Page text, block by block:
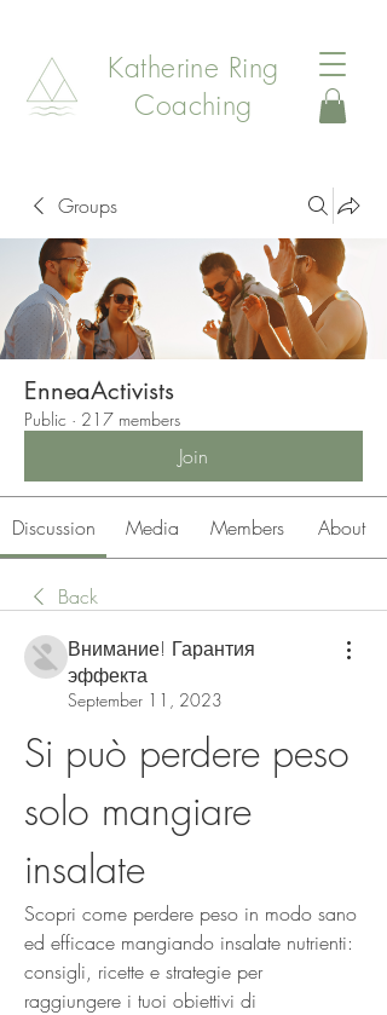
Katherine Ring
Coaching
Groups
EnneaActivists
Public · 217 members
Join
Discussion Media Members About
Back
Внимание! Гарантия
эффекта
September 11, 2023
Si può perdere peso
solo mangiare
insalate
Scopri come perdere peso in modo sano
ed efficace mangiando insalate nutrienti:
consigli, ricette e strategie per
raggiungere i tuoi obiettivi di